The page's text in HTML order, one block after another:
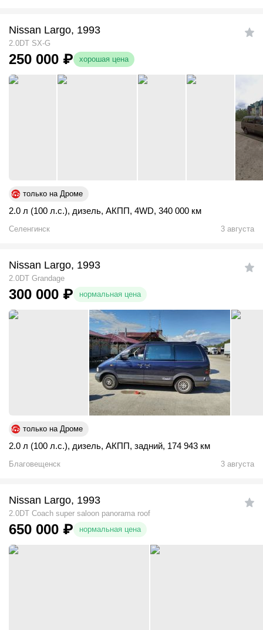
Nissan Largo, 1993
2.0DT SX-G
250 000 ₽ хорошая цена
только на Дроме
2.0 л (100 л.с.), дизель, АКПП, 4WD, 340 000 км
Селенгинск 3 августа
Nissan Largo, 1993
2.0DT Grandage
300 000 ₽ нормальная цена
только на Дроме
2.0 л (100 л.с.), дизель, АКПП, задний, 174 943 км
Благовещенск 3 августа
Nissan Largo, 1993
2.0DT Coach super saloon panorama roof
650 000 ₽ нормальная цена